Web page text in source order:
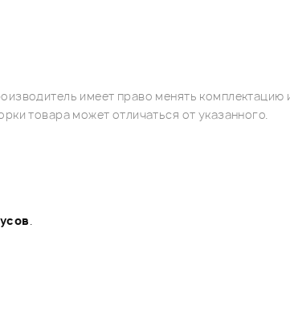
имеет право менять
товара может отличаться от указанного.
.